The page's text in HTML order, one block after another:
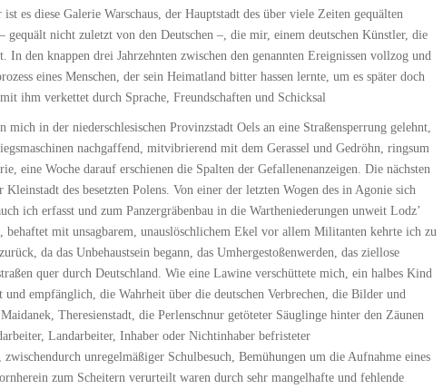
ist es diese Galerie Warschaus, der Hauptstadt des über viele Zeiten gequälten
gequält nicht zuletzt von den Deutschen –, die mir, einem deutschen Künstler, die
In den knappen drei Jahrzehnten zwischen den genannten Ereignissen vollzog und
eines Menschen, der sein Heimatland bitter hassen lernte, um es später doch
ihm verkettet durch Sprache, Freundschaften und Schicksal
mich in der niederschlesischen Provinzstadt Oels an eine Straßensperrung gelehnt,
nachgaffend, mitvibrierend mit dem Gerassel und Gedröhn, ringsum
eine Woche darauf erschienen die Spalten der Gefallenenanzeigen. Die nächsten
Kleinstadt des besetzten Polens. Von einer der letzten Wogen des in Agonie sich
ich erfasst und zum Panzergräbenbau in die Wartheniederungen unweit Lodz’
behaftet mit unsagbarem, unauslöschlichem Ekel vor allem Militanten kehrte ich zu
da das Unbehaustsein begann, das Umhergestoßenwerden, das ziellose
quer durch Deutschland. Wie eine Lawine verschüttete mich, ein halbes Kind
und empfänglich, die Wahrheit über die deutschen Verbrechen, die Bilder und
Theresienstadt, die Perlenschnur getöteter Säuglinge hinter den Zäunen
Landarbeiter, Inhaber oder Nichtinhaber befristeter
unregelmäßiger Schulbesuch, Bemühungen um die Aufnahme eines
zum Scheitern verurteilt waren durch sehr mangelhafte und fehlende